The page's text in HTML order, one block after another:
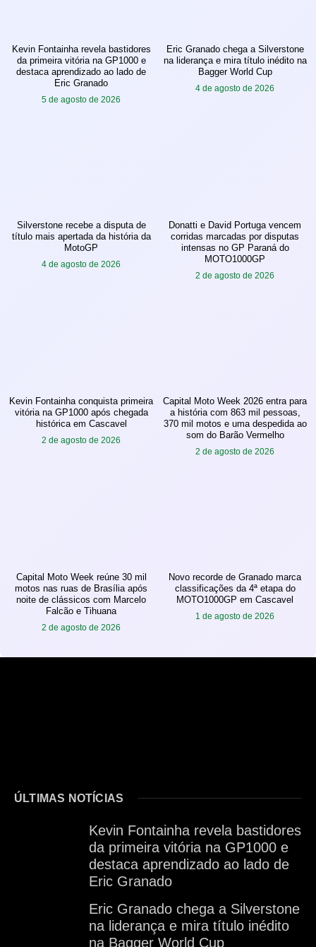
Kevin Fontainha revela bastidores
da primeira vitória na GP1000 e
destaca aprendizado ao lado de
Eric Granado
5 de agosto de 2026
Eric Granado chega a Silverstone
na liderança e mira título inédito na
Bagger World Cup
4 de agosto de 2026
Silverstone recebe a disputa de
título mais apertada da história da
MotoGP
4 de agosto de 2026
Donatti e David Portuga vencem
corridas marcadas por disputas
intensas no GP Paraná do
MOTO1000GP
2 de agosto de 2026
Kevin Fontainha conquista primeira
vitória na GP1000 após chegada
histórica em Cascavel
2 de agosto de 2026
Capital Moto Week 2026 entra para
a história com 863 mil pessoas,
370 mil motos e uma despedida ao
som do Barão Vermelho
2 de agosto de 2026
Capital Moto Week reúne 30 mil
motos nas ruas de Brasília após
noite de clássicos com Marcelo
Falcão e Tihuana
2 de agosto de 2026
Novo recorde de Granado marca
classificações da 4ª etapa do
MOTO1000GP em Cascavel
1 de agosto de 2026
ÚLTIMAS NOTÍCIAS
Kevin Fontainha revela bastidores
da primeira vitória na GP1000 e
destaca aprendizado ao lado de
Eric Granado
Eric Granado chega a Silverstone
na liderança e mira título inédito
na Bagger World Cup